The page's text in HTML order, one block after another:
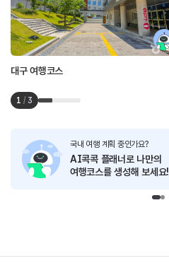
대구 여행코스
1 / 3
국내 여행 계획 중인가요?
AI콕콕 플래너로 나만의
여행코스를 생성해 보세요!